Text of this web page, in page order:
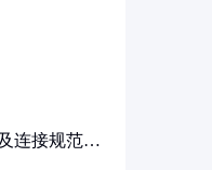
连接规范详